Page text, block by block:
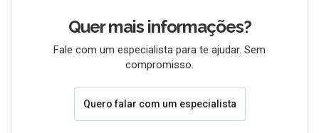
Quer mais informações?
Fale com um especialista para te ajudar. Sem
compromisso.
Quero falar com um especialista